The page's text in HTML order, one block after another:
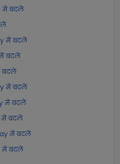
में बदलें
में बदलें
बदलें
बदलें
में बदलें
में बदलें
में बदलें
में बदलें
में बदलें